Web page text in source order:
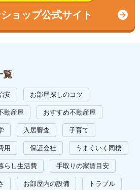
ョップ公式サイト
覧
安 お部屋探しのコツ
動産屋 おすすめ不動産屋
入居審査 子育て
用 保証会社 うまくいく同棲
らし生活費 手取りの家賃目安
お部屋内の設備 トラブル